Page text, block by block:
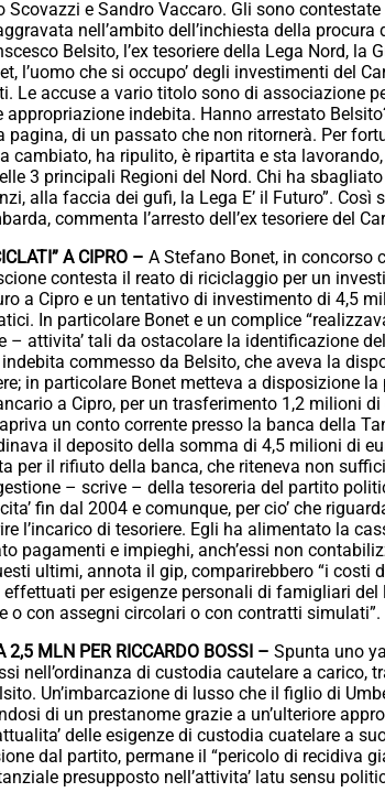
e Sandro Vaccaro. Gli sono contestate
nell’ambito dell’inchiesta della procura
Belsito, l’ex tesoriere della Lega Nord, la
l’uomo che si occupo’ degli investimenti del
Le accuse a vario titolo sono di associazione
indebita. Hanno arrestato
di un passato che non ritornerà. Per
ha ripulito, è ripartita e sta lavorando,
3 principali Regioni del Nord. Chi ha
alla faccia dei gufi, la Lega E’ il Futuro”. Così
commenta l’arresto dell’ex tesoriere del
A CIPRO – A Stefano Bonet, in concorso
contesta il reato di riciclaggio per un
a Cipro e un tentativo di investimento di 4,5
In particolare Bonet e un complice
– attivita’ tali da ostacolare la identificazione
commesso da Belsito, che aveva la
in particolare Bonet metteva a disposizione la
a Cipro, per un trasferimento 1,2 milioni di
un conto corrente presso la banca della
il deposito della somma di 4,5 milioni di
per il rifiuto della banca, che riteneva non
– scrive – della tesoreria del partito
fin dal 2004 e comunque, per cio’ che
l’incarico di tesoriere. Egli ha alimentato la
pagamenti e impieghi, anch’essi non
ultimi, annota il gip, comparirebbero “i costi
per esigenze personali di famigliari del
o con assegni circolari o con contratti simulati”.
2,5 MLN PER RICCARDO BOSSI – Spunta uno
nell’ordinanza di custodia cautelare a carico,
Un’imbarcazione di lusso che il figlio di
di un prestanome grazie a un’ulteriore
delle esigenze di custodia cuatelare a
dal partito, permane il “pericolo di recidiva
presupposto nell’attivita’ latu sensu